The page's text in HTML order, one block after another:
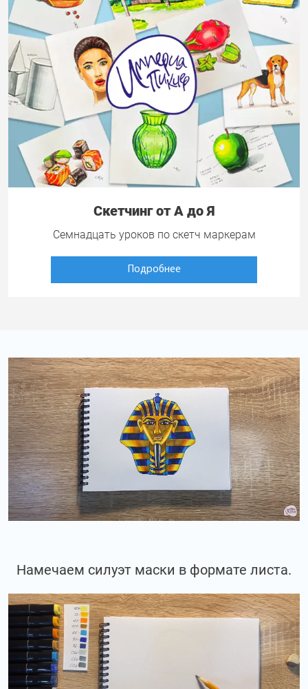
Скетчинг от А до Я
Семнадцать уроков по скетч маркерам
Подробнее
Намечаем силуэт маски в формате листа.